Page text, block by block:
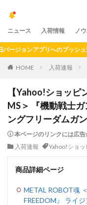
ニュース 入荷情報 ノ
ンアプリへのプッシュ通知を
HOME 入荷速報
【Yahoo!ショッピ
MS＞ 『機動戦士ガ
ングフリーダムガ
本ページのリンクには広告
入荷速報
Yahoo!ショッ
商品詳細ページ
METAL ROBOT魂
FREEDOM』 ライ